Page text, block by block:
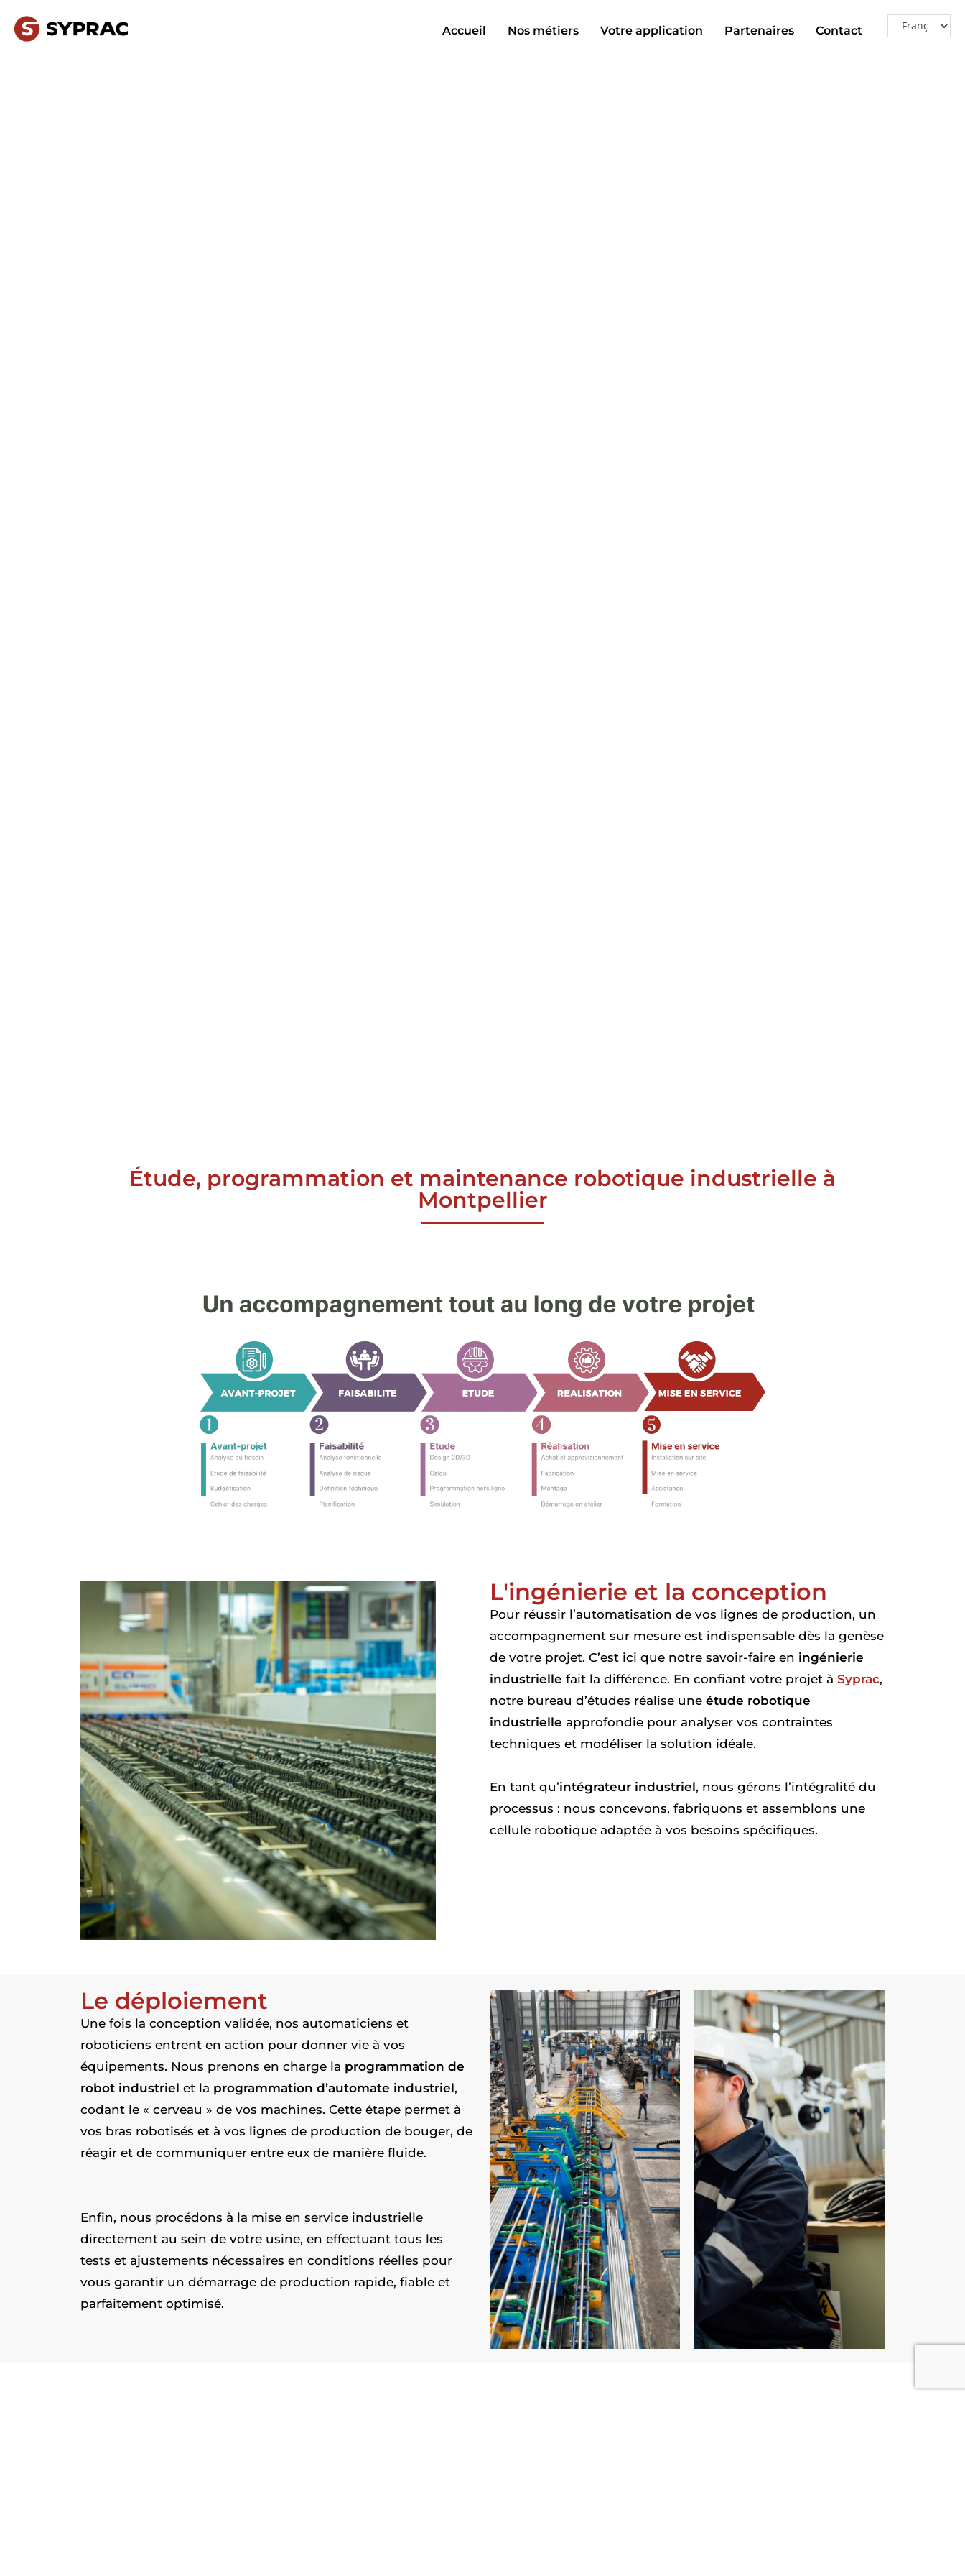
Accueil Nos métiers Votre application Partenaires Contact
Étude, programmation et maintenance robotique industrielle à
Montpellier
L'ingénierie et la conception
Pour réussir l’automatisation de vos lignes de production, un
accompagnement sur mesure est indispensable dès la genèse
de votre projet. C’est ici que notre savoir-faire en ingénierie
industrielle fait la différence. En confiant votre projet à Syprac,
notre bureau d’études réalise une étude robotique
industrielle approfondie pour analyser vos contraintes
techniques et modéliser la solution idéale.
En tant qu’intégrateur industriel, nous gérons l’intégralité du
processus : nous concevons, fabriquons et assemblons une
cellule robotique adaptée à vos besoins spécifiques.
Le déploiement
Une fois la conception validée, nos automaticiens et
roboticiens entrent en action pour donner vie à vos
équipements. Nous prenons en charge la programmation de
robot industriel et la programmation d’automate industriel,
codant le « cerveau » de vos machines. Cette étape permet à
vos bras robotisés et à vos lignes de production de bouger, de
réagir et de communiquer entre eux de manière fluide.
Enfin, nous procédons à la mise en service industrielle
directement au sein de votre usine, en effectuant tous les
tests et ajustements nécessaires en conditions réelles pour
vous garantir un démarrage de production rapide, fiable et
parfaitement optimisé.